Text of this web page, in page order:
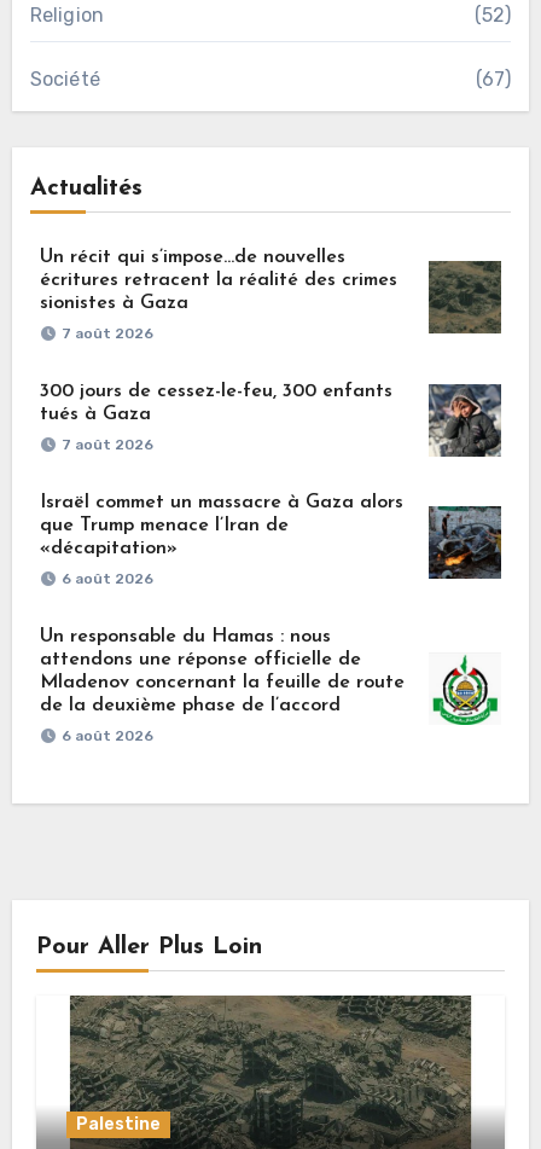
Religion (52)
Société (67)
Actualités
Un récit qui s’impose…de nouvelles
écritures retracent la réalité des crimes
sionistes à Gaza
7 août 2026
300 jours de cessez-le-feu, 300 enfants
tués à Gaza
7 août 2026
Israël commet un massacre à Gaza alors
que Trump menace l’Iran de
«décapitation»
6 août 2026
Un responsable du Hamas : nous
attendons une réponse officielle de
Mladenov concernant la feuille de route
de la deuxième phase de l’accord
6 août 2026
Pour Aller Plus Loin
Palestine